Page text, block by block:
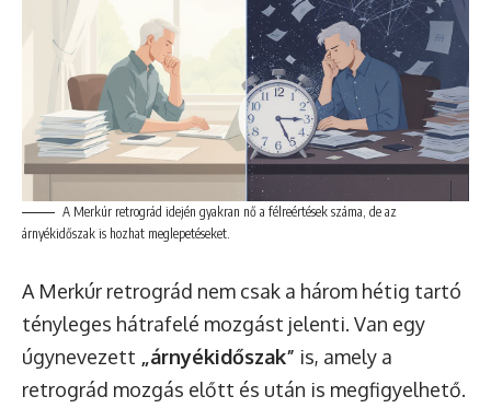
A Merkúr retrográd idején gyakran nő a félreértések száma, de az
árnyékidőszak is hozhat meglepetéseket.
A Merkúr retrográd nem csak a három hétig tartó
tényleges hátrafelé mozgást jelenti. Van egy
úgynevezett „árnyékidőszak” is, amely a
retrográd mozgás előtt és után is megfigyelhető.